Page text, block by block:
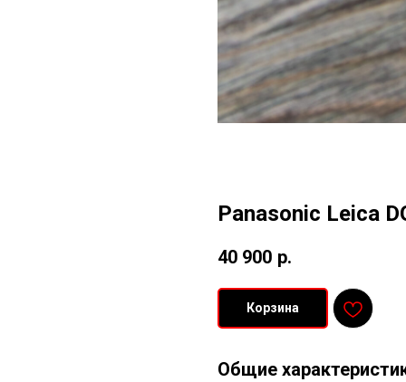
Panasonic Leica
40 900 р.
Корзина
Общие